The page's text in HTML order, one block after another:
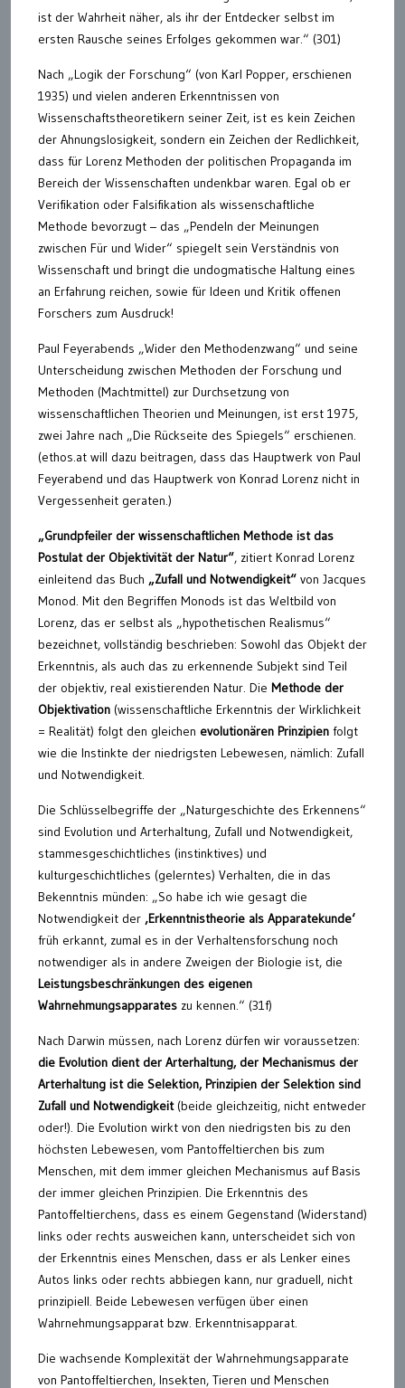
ist der Wahrheit näher, als ihr der Entdecker selbst im
ersten Rausche seines Erfolges gekommen war.“ (301)
Nach „Logik der Forschung“ (von Karl Popper, erschienen
1935) und vielen anderen Erkenntnissen von
Wissenschaftstheoretikern seiner Zeit, ist es kein Zeichen
der Ahnungslosigkeit, sondern ein Zeichen der Redlichkeit,
dass für Lorenz Methoden der politischen Propaganda im
Bereich der Wissenschaften undenkbar waren. Egal ob er
Verifikation oder Falsifikation als wissenschaftliche
Methode bevorzugt – das „Pendeln der Meinungen
zwischen Für und Wider“ spiegelt sein Verständnis von
Wissenschaft und bringt die undogmatische Haltung eines
an Erfahrung reichen, sowie für Ideen und Kritik offenen
Forschers zum Ausdruck!
Paul Feyerabends „Wider den Methodenzwang“ und seine
Unterscheidung zwischen Methoden der Forschung und
Methoden (Machtmittel) zur Durchsetzung von
wissenschaftlichen Theorien und Meinungen, ist erst 1975,
zwei Jahre nach „Die Rückseite des Spiegels“ erschienen.
(ethos.at will dazu beitragen, dass das Hauptwerk von Paul
Feyerabend und das Hauptwerk von Konrad Lorenz nicht in
Vergessenheit geraten.)
„Grundpfeiler der wissenschaftlichen Methode ist das
Postulat der Objektivität der Natur“, zitiert Konrad Lorenz
einleitend das Buch „Zufall und Notwendigkeit“ von Jacques
Monod. Mit den Begriffen Monods ist das Weltbild von
Lorenz, das er selbst als „hypothetischen Realismus“
bezeichnet, vollständig beschrieben: Sowohl das Objekt der
Erkenntnis, als auch das zu erkennende Subjekt sind Teil
der objektiv, real existierenden Natur. Die Methode der
Objektivation (wissenschaftliche Erkenntnis der Wirklichkeit
= Realität) folgt den gleichen evolutionären Prinzipien folgt
wie die Instinkte der niedrigsten Lebewesen, nämlich: Zufall
und Notwendigkeit.
Die Schlüsselbegriffe der „Naturgeschichte des Erkennens“
sind Evolution und Arterhaltung, Zufall und Notwendigkeit,
stammesgeschichtliches (instinktives) und
kulturgeschichtliches (gelerntes) Verhalten, die in das
Bekenntnis münden: „So habe ich wie gesagt die
Notwendigkeit der ‚Erkenntnistheorie als Apparatekunde‘
früh erkannt, zumal es in der Verhaltensforschung noch
notwendiger als in andere Zweigen der Biologie ist, die
Leistungsbeschränkungen des eigenen
Wahrnehmungsapparates zu kennen.“ (31f)
Nach Darwin müssen, nach Lorenz dürfen wir voraussetzen:
die Evolution dient der Arterhaltung, der Mechanismus der
Arterhaltung ist die Selektion, Prinzipien der Selektion sind
Zufall und Notwendigkeit(beide gleichzeitig, nicht entweder
oder!). Die Evolution wirkt von den niedrigsten bis zu den
höchsten Lebewesen, vom Pantoffeltierchen bis zum
Menschen, mit dem immer gleichen Mechanismus auf Basis
der immer gleichen Prinzipien. Die Erkenntnis des
Pantoffeltierchens, dass es einem Gegenstand (Widerstand)
links oder rechts ausweichen kann, unterscheidet sich von
der Erkenntnis eines Menschen, dass er als Lenker eines
Autos links oder rechts abbiegen kann, nur graduell, nicht
prinzipiell. Beide Lebewesen verfügen über einen
Wahrnehmungsapparat bzw. Erkenntnisapparat.
Die wachsende Komplexität der Wahrnehmungsapparate
von Pantoffeltierchen, Insekten, Tieren und Menschen